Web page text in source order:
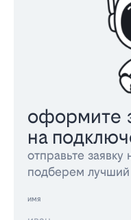
оформите
на
отправьте
подберем
имя